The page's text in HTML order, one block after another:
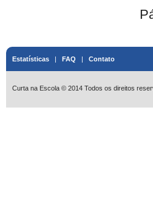
Estatísticas | FAQ | Contato
Curta na Escola © 2014 Todos os direitos